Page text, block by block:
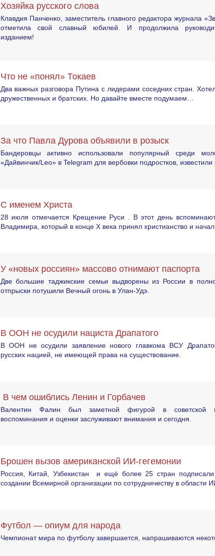
Хозяйка русского слова
Клавдия Панченко, заместитель главного редактора журнала
отметила свой славный юбилей. И продолжила
изданием!
Что не «понял» Токаев
Два важных разговора Путина с лидерами соседних стран.
дружественных и братских. Но давайте вместе подумаем…
За что Павла Дурова объявили в розыск
Бандеровцы активно использовали популярный среди
«Дайвинчик/Leo» в Telegram для вербовки подростков,
С именем Христа
28 июля отмечается Крещение Руси . В этот день вспоминают
Владимира, который в конце X века принял христианство и начал
У «новых россиян» массово отнимают паспорта
Две большие таджикские семьи выдворены из России в
отпрыски потушили Вечный огонь в Улан-Удэ.
В ООН не осудили нациста Драпатого
В ООН не осудили заявление нового главкома ВСУ
русских нацией, не имеющей права на существование.
В чем ошиблись Ленин и Горбачев
Валентин Фалин был заметной фигурой в советской
воспоминания и оценки заслуживают внимания и сегодня.
Брошен вызов американской ИИ-гегемонии
Россия, Китай, Узбекистан и ещё более 25 стран
создании Всемирной организации по сотрудничеству в области
Футбол — опиум для народа
Чемпионат мира по футболу завершается, напрашиваются